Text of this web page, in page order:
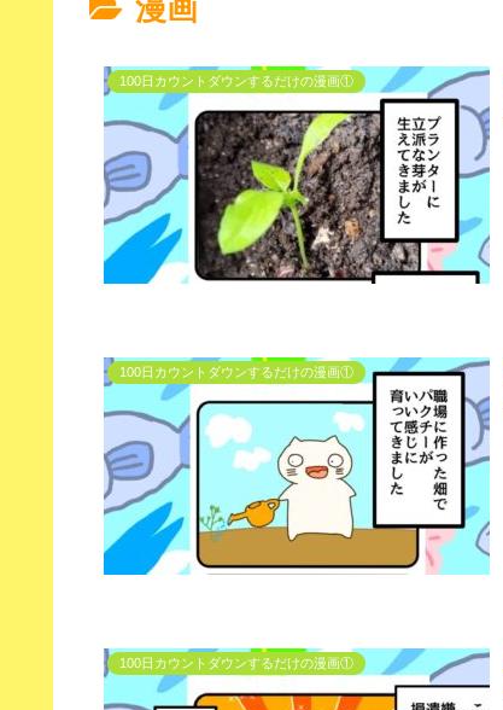
漫画
100日カウントダウンするだけの漫画①
100日カウントダウンするだけの漫画①
100日カウントダウンするだけの漫画①